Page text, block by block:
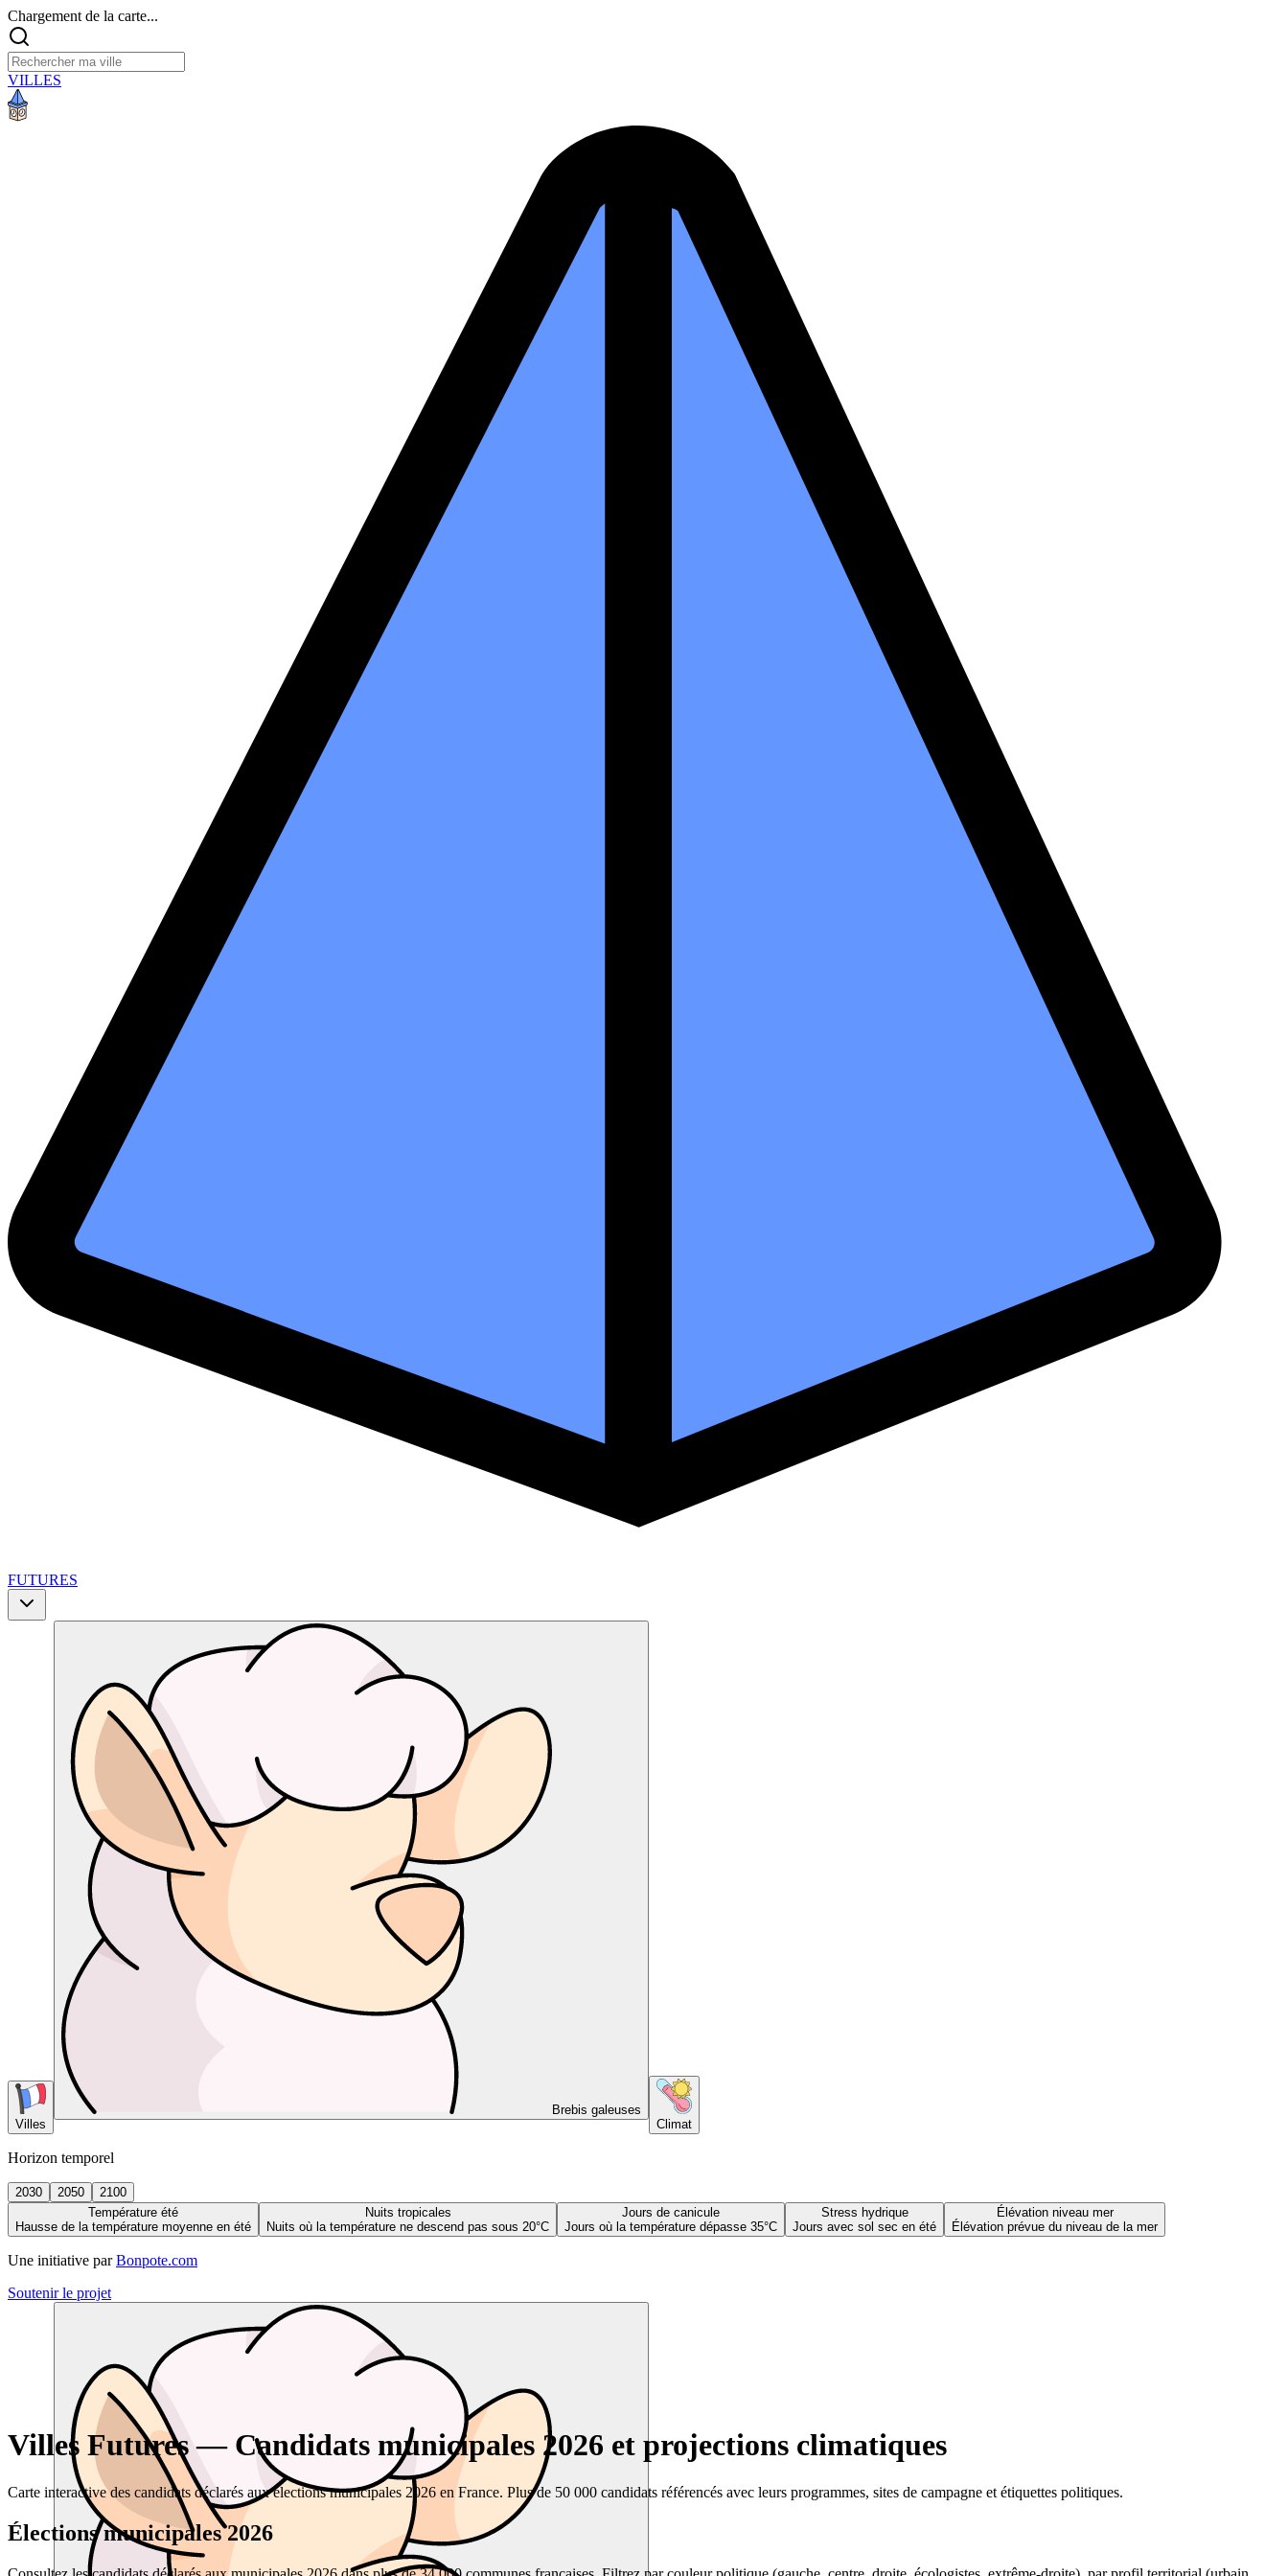
Chargement de la carte...
VILLES
FUTURES
Villes
Brebis galeuses
Climat
Horizon temporel
2030 2050
2100
Température été
Hausse de la température moyenne en été
Nuits tropicales
Nuits où la température ne descend pas sous 20°C
Jours de canicule
Jours où la température dépasse 35°C
Stress hydrique
Jours avec sol sec en été
Élévation niveau mer
Élévation prévue du niveau de la mer
Une initiative par Bonpote.com
Soutenir le projet
Villes Futures — Candidats municipales 2026 et projections climatiques
Carte interactive des candidats déclarés aux élections municipales 2026 en France. Plus de 50 000 candidats référencés avec leurs programmes, sites de campagne et étiquettes politiques.
Élections municipales 2026